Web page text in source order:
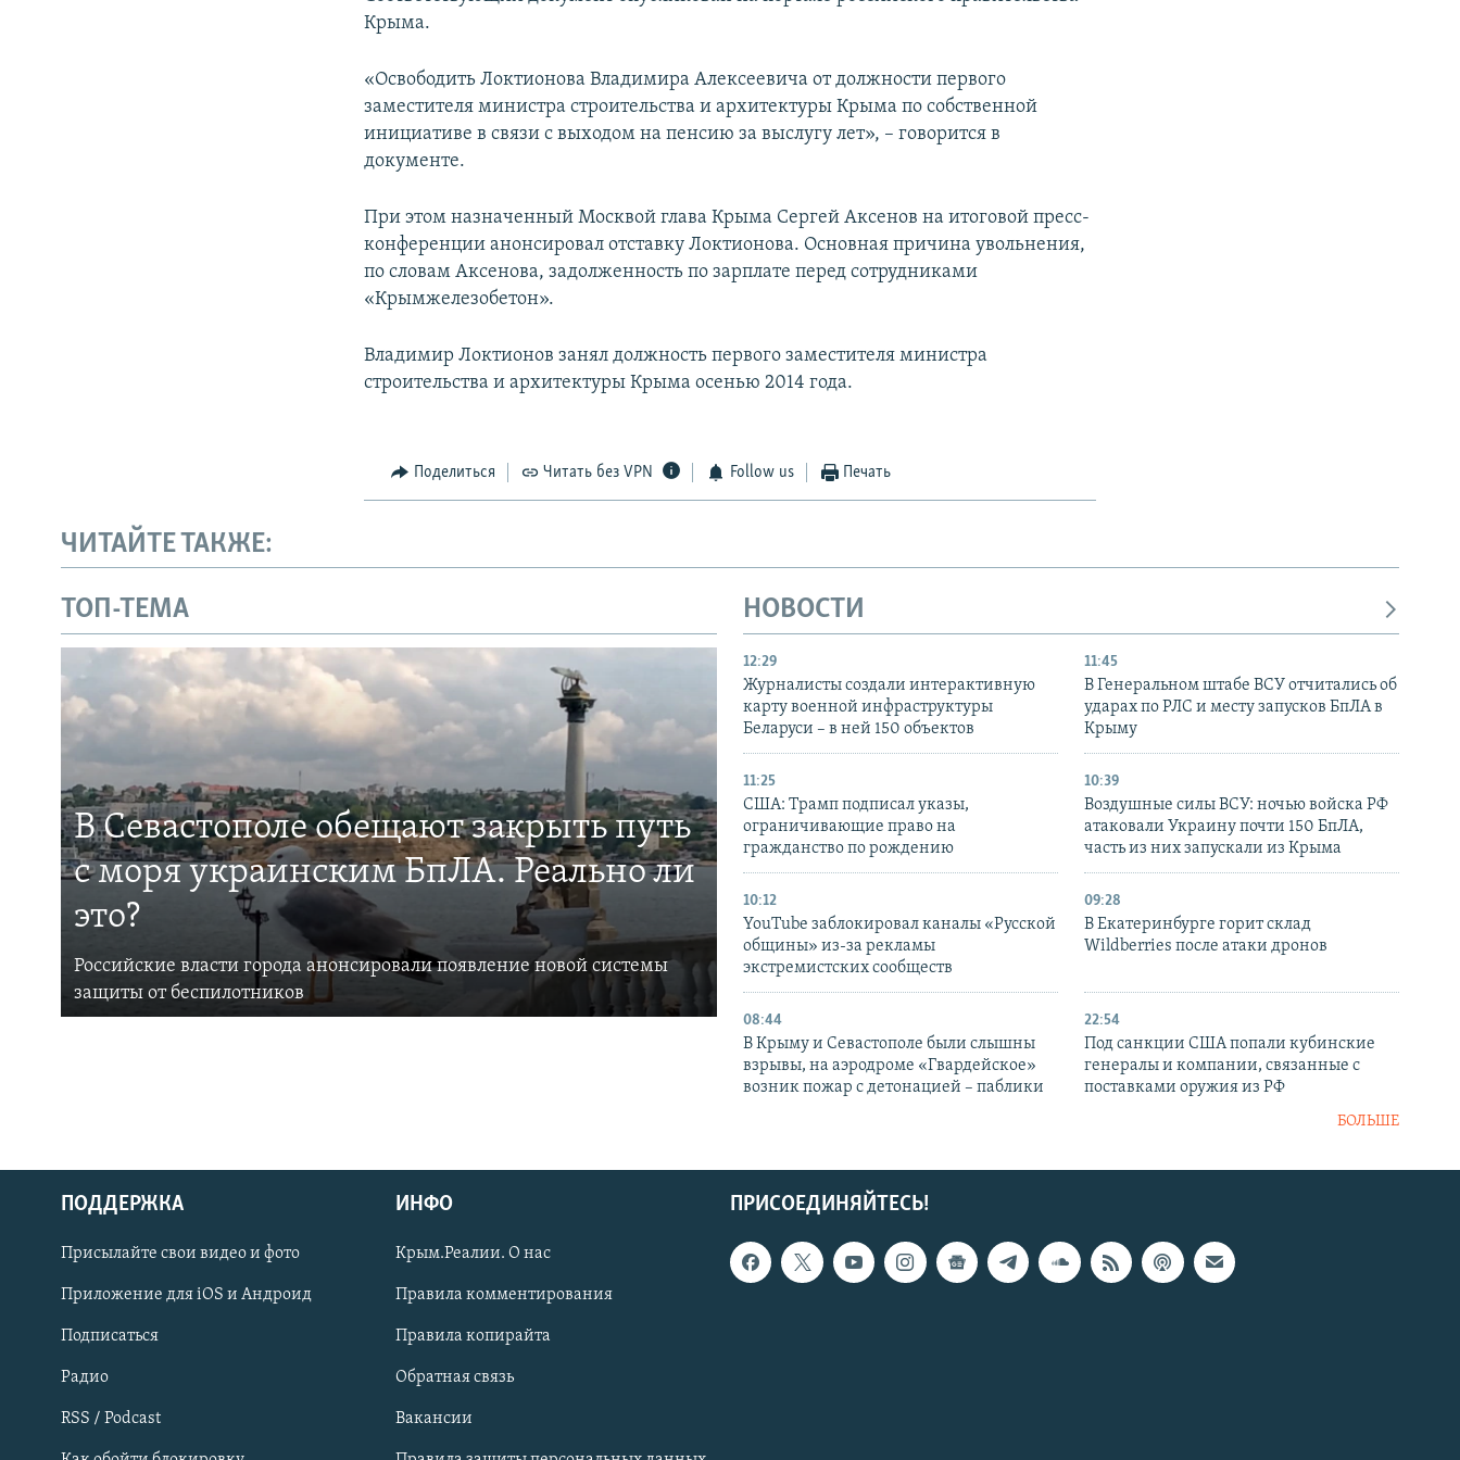
Українською
Qırımtatar
ПРИСОЕДИНЯЙТЕСЬ!
Крыма.
«Освободить Локтионова Владимира Алексеевича от должности первого
заместителя министра строительства и архитектуры Крыма по собственной
инициативе в связи с выходом на пенсию за выслугу лет», – говорится в
документе.
При этом назначенный Москвой глава Крыма Сергей Аксенов на итоговой пресс-
конференции анонсировал отставку Локтионова. Основная причина увольнения,
по словам Аксенова, задолженность по зарплате перед сотрудниками
«Крымжелезобетон».
Владимир Локтионов занял должность первого заместителя министра
строительства и архитектуры Крыма осенью 2014 года.
Поделиться Читать без VPN Follow us Печать
ЧИТАЙТЕ ТАКЖЕ:
ТОП-ТЕМА
В Севастополе обещают закрыть путь
с моря украинским БпЛА. Реально ли
это?
Российские власти города анонсировали появление новой системы
защиты от беспилотников
НОВОСТИ
12:29
Журналисты создали интерактивную
карту военной инфраструктуры
Беларуси – в ней 150 объектов
11:45
В Генеральном штабе ВСУ отчитались об
ударах по РЛС и месту запусков БпЛА в
Крыму
11:25
США: Трамп подписал указы,
ограничивающие право на
гражданство по рождению
10:39
Воздушные силы ВСУ: ночью войска РФ
атаковали Украину почти 150 БпЛА,
часть из них запускали из Крыма
10:12
YouTube заблокировал каналы «Русской
общины» из-за рекламы
экстремистских сообществ
09:28
В Екатеринбурге горит склад
Wildberries после атаки дронов
08:44
В Крыму и Севастополе были слышны
взрывы, на аэродроме «Гвардейское»
возник пожар с детонацией – паблики
22:54
Под санкции США попали кубинские
генералы и компании, связанные с
поставками оружия из РФ
БОЛЬШЕ
ПРИСОЕДИНЯЙТЕСЬ!
ПОДДЕРЖКА
Присылайте свои видео и фото
Приложение для iOS и Андроид
Подписаться
Радио
RSS / Podcast
ИНФО
Крым.Реалии. О нас
Правила комментирования
Правила копирайта
Обратная связь
Вакансии